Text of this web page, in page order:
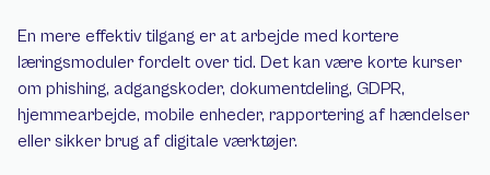
En mere effektiv tilgang er at arbejde med kortere
læringsmoduler fordelt over tid. Det kan være korte kurser
om phishing, adgangskoder, dokumentdeling, GDPR,
hjemmearbejde, mobile enheder, rapportering af hændelser
eller sikker brug af digitale værktøjer.